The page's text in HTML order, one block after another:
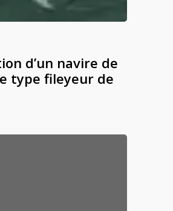
d’un navire de
type fileyeur de